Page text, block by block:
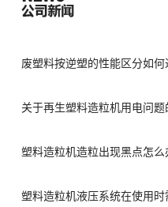
废塑料按逆塑的性能区分如何
关于再生塑料造粒机用电问题
塑料造粒机造粒出现黑点怎么
塑料造粒机液压系统在使用